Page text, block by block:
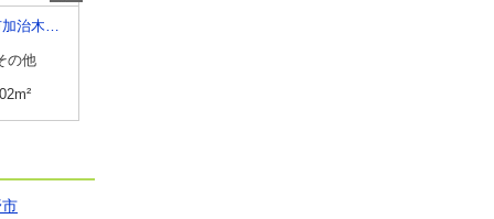
鹿児島県姶良市加治木町錦江町
の他